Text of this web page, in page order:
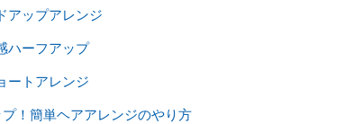
アップアレンジ
ハーフアップ
ートアレンジ
！簡単ヘアアレンジのやり方